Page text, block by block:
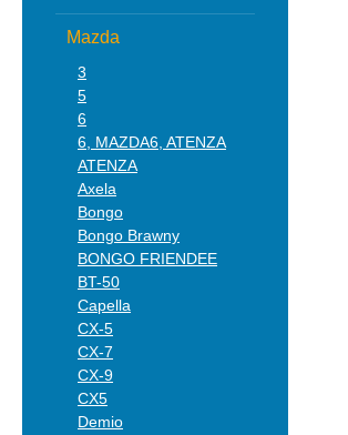
Mazda
3
5
6
6, MAZDA6, ATENZA
ATENZA
Axela
Bongo
Bongo Brawny
BONGO FRIENDEE
BT-50
Capella
CX-5
CX-7
CX-9
CX5
Demio